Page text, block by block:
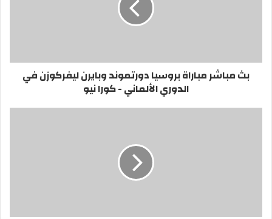
بث مباشر مباراة بروسيا دورتموند وبايرن ليفركوزن في
الدوري الألماني - كورا نيو